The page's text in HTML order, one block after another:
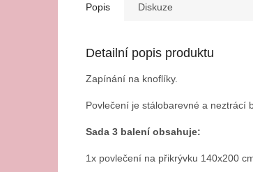
Popis Diskuze
Detailní popis produktu
Zapínání na knoflíky.
Povlečení je stálobarevné a neztrácí
Sada 3 balení obsahuje:
1x povlečení na přikrývku 140x200